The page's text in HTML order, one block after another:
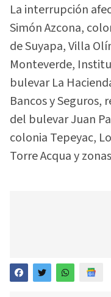
La interrupción
Simón Azcona,
de Suyapa, Villa
Monteverde,
bulevar La
Bancos y Seguros,
del bulevar Juan
colonia Tepeyac,
Torre Acqua y